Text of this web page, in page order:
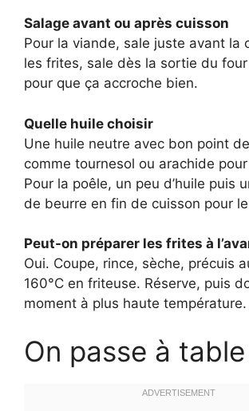
Salage avant ou après cuisson
Pour la viande, sale juste avant la
les frites, sale dès la sortie du four
pour que ça accroche bien.
Quelle huile choisir
Une huile neutre avec bon point
comme tournesol ou arachide
Pour la poêle, un peu d’huile puis
de beurre en fin de cuisson pour
Peut-on préparer les frites à
Oui. Coupe, rince, sèche, précuis
160°C en friteuse. Réserve, puis
moment à plus haute température.
On passe à table